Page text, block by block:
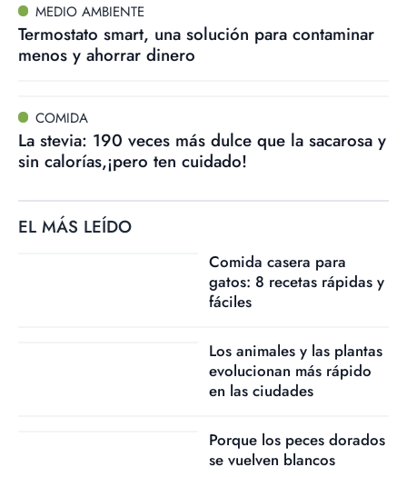
MEDIO AMBIENTE
Termostato smart, una solución para contaminar
menos y ahorrar dinero
COMIDA
La stevia: 190 veces más dulce que la sacarosa y
sin calorías,¡pero ten cuidado!
EL MÁS LEÍDO
Comida casera para
gatos: 8 recetas rápidas y
fáciles
Los animales y las plantas
evolucionan más rápido
en las ciudades
Porque los peces dorados
se vuelven blancos